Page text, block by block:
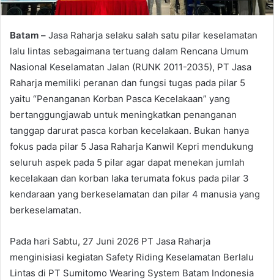
Batam – Jasa Raharja selaku salah satu pilar keselamatan
lalu lintas sebagaimana tertuang dalam Rencana Umum
Nasional Keselamatan Jalan (RUNK 2011-2035), PT Jasa
Raharja memiliki peranan dan fungsi tugas pada pilar 5
yaitu “Penanganan Korban Pasca Kecelakaan” yang
bertanggungjawab untuk meningkatkan penanganan
tanggap darurat pasca korban kecelakaan. Bukan hanya
fokus pada pilar 5 Jasa Raharja Kanwil Kepri mendukung
seluruh aspek pada 5 pilar agar dapat menekan jumlah
kecelakaan dan korban laka terumata fokus pada pilar 3
kendaraan yang berkeselamatan dan pilar 4 manusia yang
berkeselamatan.
Pada hari Sabtu, 27 Juni 2026 PT Jasa Raharja
menginisiasi kegiatan Safety Riding Keselamatan Berlalu
Lintas di PT Sumitomo Wearing System Batam Indonesia